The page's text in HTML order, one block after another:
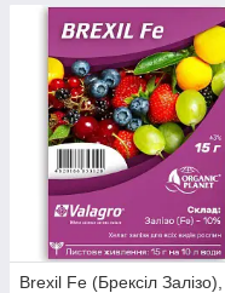
Brexil Fe (Брексіл Залізо),